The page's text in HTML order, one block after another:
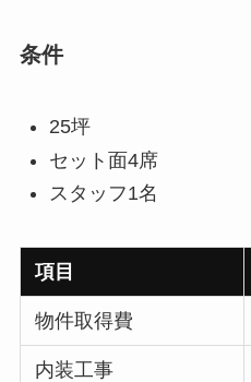
条件
25坪
セット面4席
スタッフ1名
項目
物件取得費
内装工事